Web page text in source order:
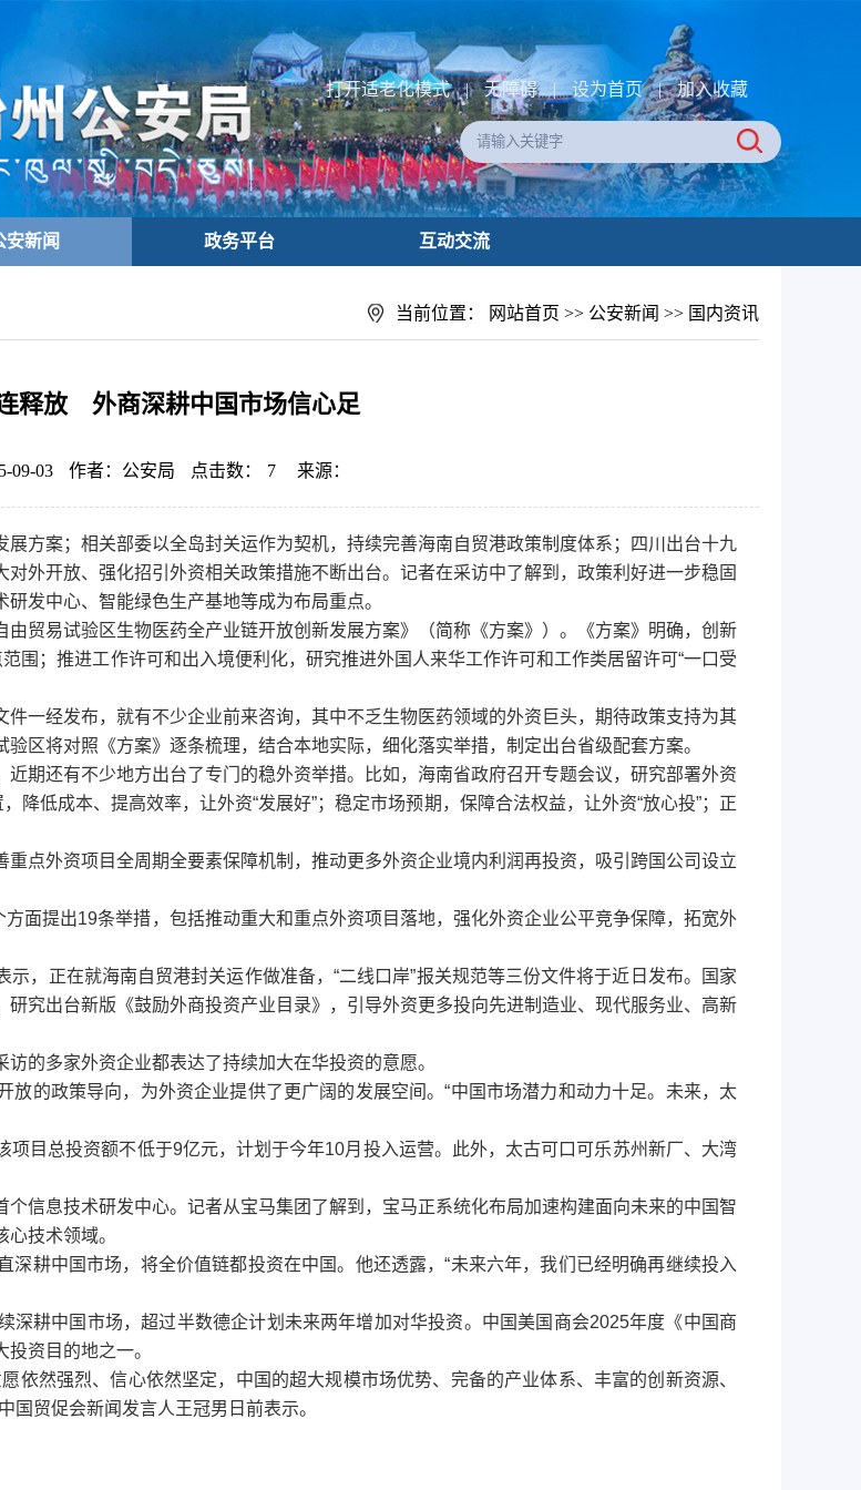
打开适老化模式 | 无障碍 | 设为首页 | 加入收藏
安新闻 政务平台 互动交流
当前位置： 网站首页 >> 公安新闻 >> 国内资讯
释放 外商深耕中国市场信心足
09-03 作者：公安局 点击数： 7 来源：
方案；相关部委以全岛封关运作为契机，持续完善海南自贸港政策制度体系；四川出台十九
外开放、强化招引外资相关政策措施不断出台。记者在采访中了解到，政策利好进一步稳固
发中心、智能绿色生产基地等成为布局重点。
易试验区生物医药全产业链开放创新发展方案》（简称《方案》）。《方案》明确，创新
围；推进工作许可和出入境便利化，研究推进外国人来华工作许可和工作类居留许可“一口受
经发布，就有不少企业前来咨询，其中不乏生物医药领域的外资巨头，期待政策支持为其
区将对照《方案》逐条梳理，结合本地实际，细化落实举措，制定出台省级配套方案。
还有不少地方出台了专门的稳外资举措。比如，海南省政府召开专题会议，研究部署外资
降低成本、提高效率，让外资“发展好”；稳定市场预期，保障合法权益，让外资“放心投”；正
外资项目全周期全要素保障机制，推动更多外资企业境内利润再投资，吸引跨国公司设立
提出19条举措，包括推动重大和重点外资项目落地，强化外资企业公平竞争保障，拓宽外
正在就海南自贸港封关运作做准备，“二线口岸”报关规范等三份文件将于近日发布。国家
究出台新版《鼓励外商投资产业目录》，引导外资更多投向先进制造业、现代服务业、高新
多家外资企业都表达了持续加大在华投资的意愿。
的政策导向，为外资企业提供了更广阔的发展空间。“中国市场潜力和动力十足。未来，太
总投资额不低于9亿元，计划于今年10月投入运营。此外，太古可口可乐苏州新厂、大湾
息技术研发中心。记者从宝马集团了解到，宝马正系统化布局加速构建面向未来的中国智
技术领域。
中国市场，将全价值链都投资在中国。他还透露，“未来六年，我们已经明确再继续投入
耕中国市场，超过半数德企计划未来两年增加对华投资。中国美国商会2025年度《中国商
资目的地之一。
然强烈、信心依然坚定，中国的超大规模市场优势、完备的产业体系、丰富的创新资源、
国贸促会新闻发言人王冠男日前表示。